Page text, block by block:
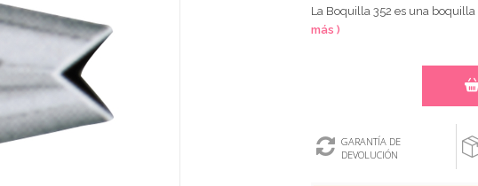
La Boquilla 352 es una
más )
GARANTÍA DE
DEVOLUCIÓN